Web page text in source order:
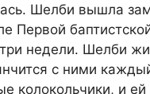
Шелби вышла
Первой
недели. Шелби
с ними
колокольчики, и ей